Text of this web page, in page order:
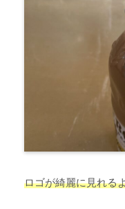
ロゴが綺麗に見れる